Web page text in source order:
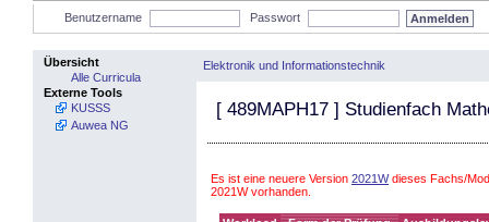
Benutzername Passwort
Übersicht
Alle Curricula
Externe Tools
KUSSS
Auwea NG
Elektronik und Informationstechnik
[ 489MAPH17 ] Studienfach
Es ist eine neuere Version 2021Wdieses Fachs/
2021W vorhanden.